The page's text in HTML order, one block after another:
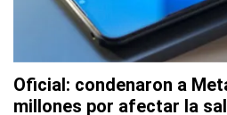
Oficial: condenaron a
millones por afectar la